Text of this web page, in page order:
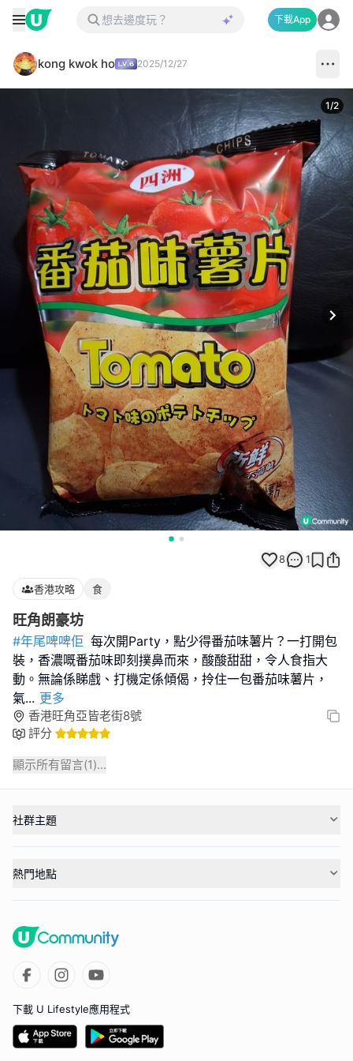
下載App
kong kwok ho 2025/12/27
1/2
8 1
香港攻略 食
旺角朗豪坊
#年尾啤啤佢 每次開Party，點少得番茄味薯片？一打開包
裝，香濃嘅番茄味即刻撲鼻而來，酸酸甜甜，令人食指大
動。無論係睇戲、打機定係傾偈，拎住一包番茄味薯片，
氣... 更多
香港旺角亞皆老街8號
評分
顯示所有留言(1)...
社群主題
熱門地點
下載 U Lifestyle應用程式